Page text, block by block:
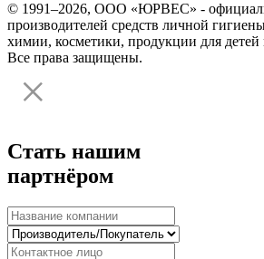
© 1991–2026, ООО «ЮРВЕС» -
производителей средств личной
химии, косметики, продукции для детей
Все права защищены.
Стать нашим
партнёром